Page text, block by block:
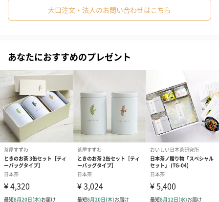
「さくら茶」とは？
まれてきました。桜は「生命力」や「未来」、「繁栄」や「発
展」を象徴する縁起物です。桜をまるごと身体に取り入れて、花
咲き誇る未来を願う特別な一杯です。
※農薬不使用で栽培された食用の八重桜を厳選しておりますの
で、桜花はそのままお召し上がりいただけます。お好みで塩を落
としてお楽しみください。
門出を迎える方へのお祝いや、お世話になった方へのお礼、新た
に出会う方へのご挨拶などに最適です。
大口注文・法人のお問い合わせはこちら
あなたにおすすめのプレゼント